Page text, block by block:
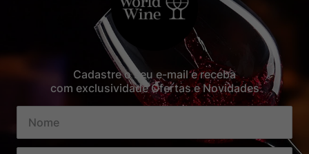
Cadastre o seu e-mail e receba
com exclusividade Ofertas e Novidades